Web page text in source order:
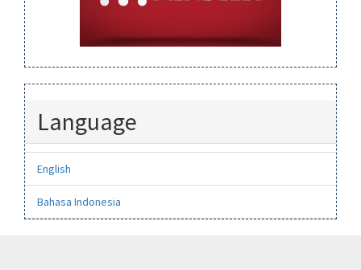
Language
English
Bahasa Indonesia